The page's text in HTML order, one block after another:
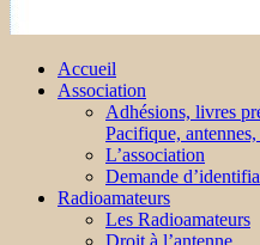
Accueil
Association
Adhésions, livres
Pacifique,
L’association
Demande
Radioamateurs
Les Radioamateurs
Droit à l’antenne